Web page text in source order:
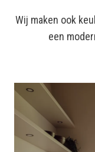
Wij maken ook
een